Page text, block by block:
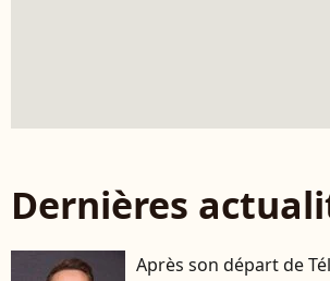
Dernières
Après son départ de